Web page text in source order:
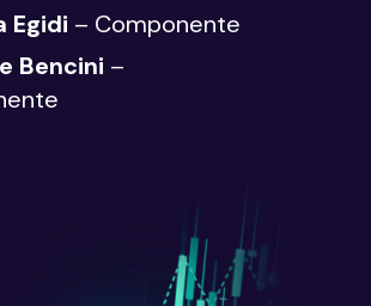
Egidi – Componente
Bencini –